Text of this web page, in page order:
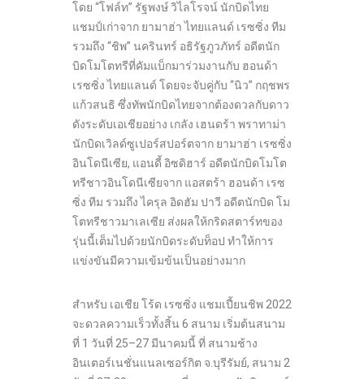
โดย “โฟล์ท” รัฐพงษ์ วิไลโรจน์ นักบิดไทย
แชมป์เก่าจาก ยามาฮ่า ไทยแลนด์ เรซซิ่ง ทีม
รวมถึง “ชิพ” นครินทร์ อธิรัฐภูวภัทร์ อดีตนัก
บิดโมโตทรีที่คัมแบ็กมาร่วมงานกับ ฮอนด้า
เรซซิ่ง ไทยแลนด์ โดยจะจับคู่กับ “นิว” กฤชพร
แก้วสนธิ ซึ่งทัพนักบิดไทยจากต้องดวลกับดาว
ดังระดับเอเชียอย่าง เกลัง เฮนดร้า พราทาม่า
นักบิดเวิลด์ซูเปอร์สปอร์ตจาก ยามาฮ่า เรซซิ่ง
อินโดนีเซีย, แอนดี้ อิซดิฮาร์ อดีตนักบิดโมโต
ทรีชาวอินโดนีเซียจาก แอสตร้า ฮอนด้า เรซ
ซิ่ง ทีม รวมถึง ไครุล อิดฮัม ปาวี อดีตนักบิด โม
โตทรีชาวมาเลเซีย ส่งผลให้กริดสตาร์ทของ
รุ่นนี้เต็มไปด้วยนักบิดระดับท็อป ทำให้การ
แข่งขันมีความเข้มข้นเป็นอย่างมาก
สำหรับ เอเชีย โร้ด เรซซิ่ง แชมเปี้ยนชิพ 2022
จะดวลความเร็วทั้งสิ้น 6 สนาม เริ่มต้นสนาม
ที่ 1 วันที่ 25–27 มีนาคมนี้ ที่ สนามช้าง
อินเตอร์เนชั่นแนลเซอร์กิต จ.บุรีรัมย์, สนาม 2